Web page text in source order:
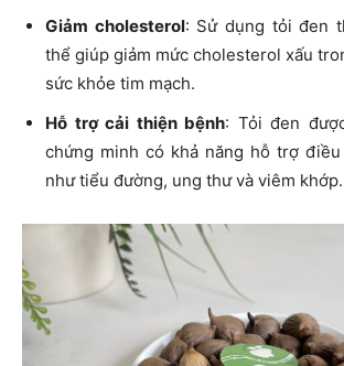
Giảm cholesterol: Sử dụng tỏi đen
thể giúp giảm mức cholesterol xấu
sức khỏe tim mạch.
Hỗ trợ cải thiện bệnh: Tỏi đen
chứng minh có khả năng hỗ trợ
như tiểu đường, ung thư và viêm khớp.